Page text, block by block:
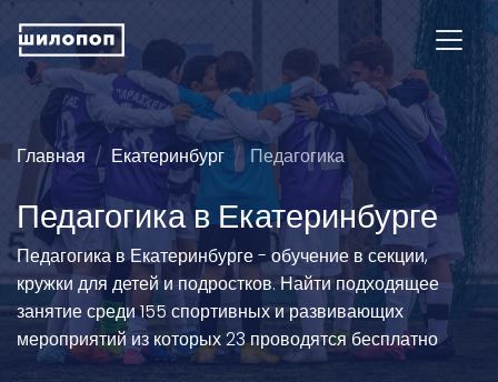
Главная Екатеринбург Педагогика
Педагогика в Екатеринбурге
Педагогика в Екатеринбурге - обучение в секции,
кружки для детей и подростков. Найти подходящее
занятие среди 155 спортивных и развивающих
мероприятий из которых 23 проводятся бесплатно